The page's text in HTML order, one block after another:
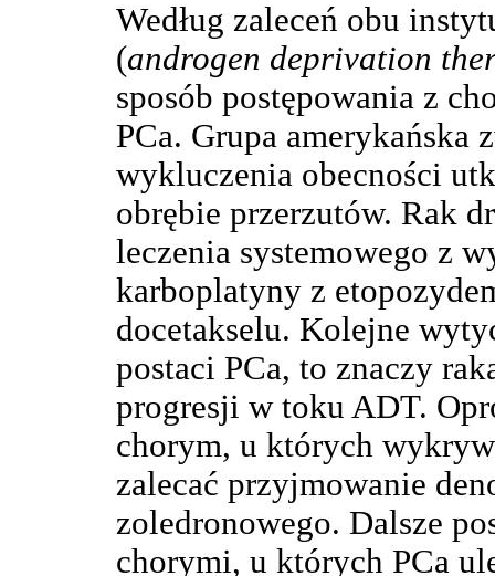
Według zaleceń obu
(androgen deprivation
sposób postępowania z
PCa. Grupa amerykańska
wykluczenia obecności
obrębie przerzutów. Rak
leczenia systemowego z
karboplatyny z
docetakselu. Kolejne
postaci PCa, to znaczy
progresji w toku ADT.
chorym, u których
zalecać przyjmowanie
zoledronowego. Dalsze
chorymi, u których PCa